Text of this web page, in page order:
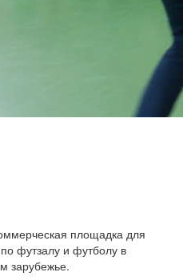
площадка для
футзалу и футболу в
зарубежье.